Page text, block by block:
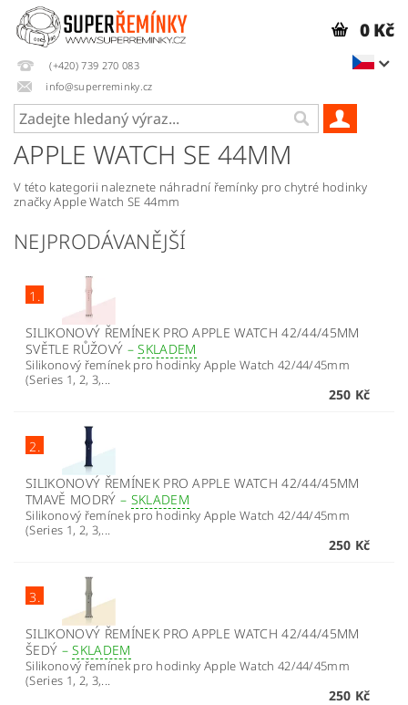
(+420) 739 270 083
info@superreminky.cz
0 Kč
APPLE WATCH SE 44MM
V této kategorii naleznete náhradní řemínky pro chytré hodinky
značky Apple Watch SE 44mm
NEJPRODÁVANĚJŠÍ
1.
SILIKONOVÝ ŘEMÍNEK PRO APPLE WATCH 42/44/45MM
SVĚTLE RŮŽOVÝ –SKLADEM
Silikonový řemínek pro hodinky Apple Watch 42/44/45mm
(Series 1, 2, 3,...
250 Kč
2.
SILIKONOVÝ ŘEMÍNEK PRO APPLE WATCH 42/44/45MM
TMAVĚ MODRÝ – SKLADEM
Silikonový řemínek pro hodinky Apple Watch 42/44/45mm
(Series 1, 2, 3,...
250 Kč
3.
SILIKONOVÝ ŘEMÍNEK PRO APPLE WATCH 42/44/45MM
ŠEDÝ –SKLADEM
Silikonový řemínek pro hodinky Apple Watch 42/44/45mm
(Series 1, 2, 3,...
250 Kč